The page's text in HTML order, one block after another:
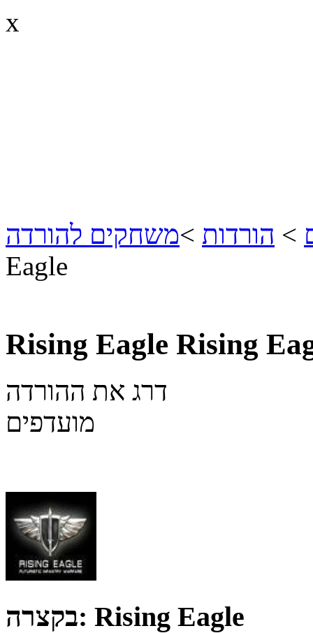
x
> הורדות >משחקים להורדה
Eagle
Rising Eagle Rising
דרג את ההורדה
מועדפים
בקצרה: Rising Eagle